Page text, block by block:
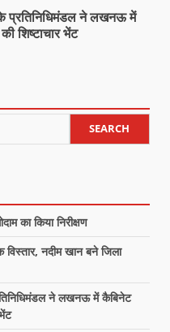
प्रतिनिधिमंडल ने लखनऊ में
शिष्टाचार भेंट
SEARCH
का किया निरीक्षण
नदीम खान बने जिला
ने लखनऊ में कैबिनेट